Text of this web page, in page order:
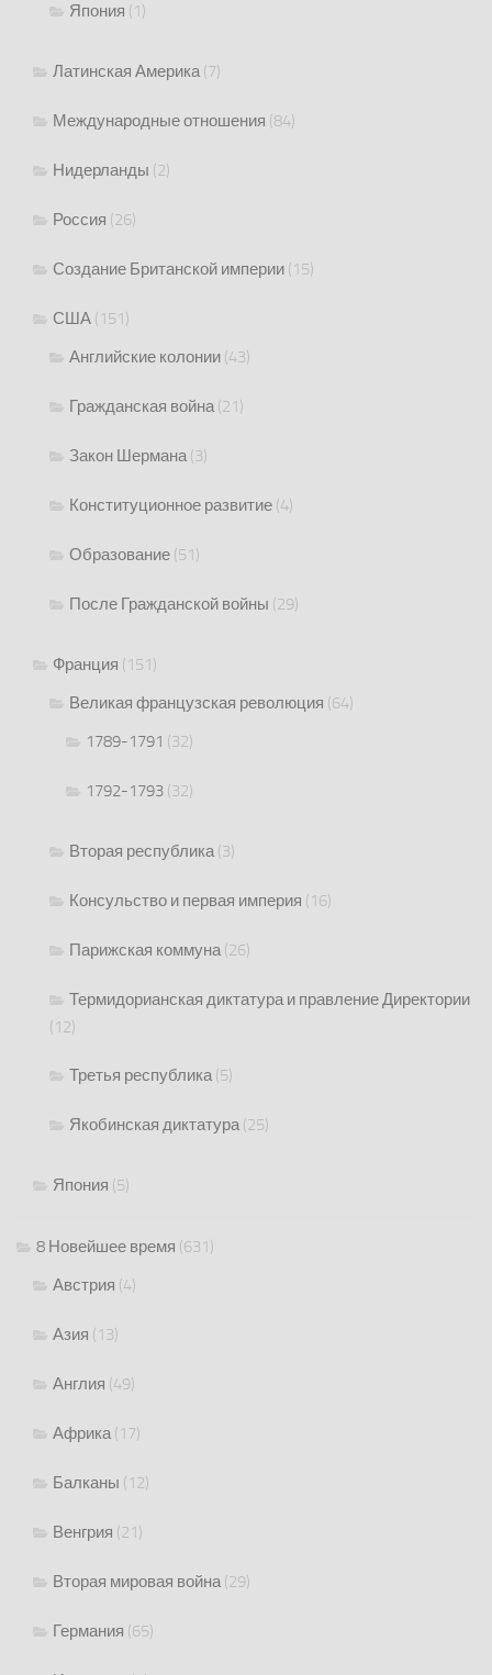
Япония (1)
Латинская Америка(7)
Международные отношения (84)
Нидерланды (2)
Россия (26)
Создание Британской империи (15)
США (151)
Английские колонии (43)
Гражданская война(21)
Закон Шермана(3)
Конституционное развитие (4)
Образование (51)
После Гражданской войны (29)
Франция (151)
Великая французская революция (64)
1789-1791 (32)
1792-1793 (32)
Вторая республика(3)
Консульство и первая империя (16)
Парижская коммуна(26)
Термидорианская диктатура и правление Директории
(12)
Третья республика(5)
Якобинская диктатура(25)
Япония (5)
8 Новейшее время (631)
Австрия (4)
Азия (13)
Англия (49)
Африка(17)
Балканы (12)
Венгрия (21)
Вторая мировая война(29)
Германия (65)